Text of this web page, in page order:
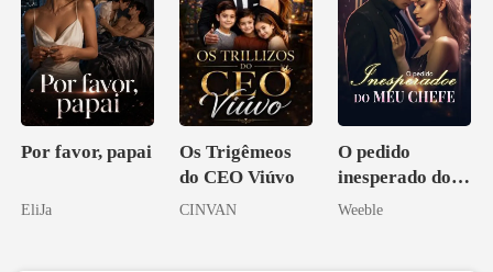
Por favor, papai
EliJa
Os Trigêmeos
do CEO Viúvo
CINVAN
O pedido
inesperado do
meu chefe
Weeble